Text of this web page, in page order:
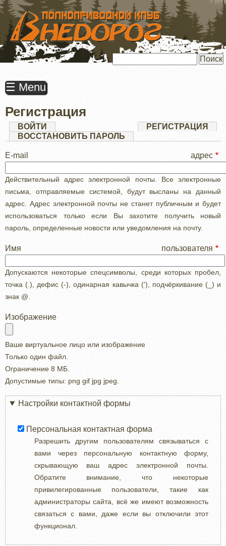
ПЕРЕЙТИ
ОСНОВНОМУ
СОДЕРЖАНИЮ
☰ Menu
Регистрация
Главные
вкладки
ВОЙТИ РЕГИСТРАЦИЯ
ВОССТАНОВИТЬ ПАРОЛЬ
E-mail адрес
Действительный адрес электронной почты. Все электронные
письма, отправляемые системой, будут высланы на данный
адрес. Адрес электронной почты не станет публичным и будет
использоваться только если Вы захотите получить новый
пароль, определенные новости или уведомления на почту.
Имя пользователя
Допускаются некоторые спецсимволы, среди которых пробел,
точка (.), дефис (-), одинарная кавычка ('), подчёркивание (_) и
знак @.
Изображение
Ваше виртуальное лицо или изображение
Только один файл.
Ограничение 8 МБ.
Допустимые типы: png gif jpg jpeg.
Настройки контактной формы
Персональная контактная форма
Разрешить другим пользователям связываться с
вами через персональную контактную форму,
скрывающую ваш адрес электронной почты.
Обратите внимание, что некоторые
привилегированные пользователи, такие как
администраторы сайта, всё же имеют возможность
связаться с вами, даже если вы отключили этот
функционал.